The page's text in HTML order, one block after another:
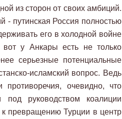
из сторон от своих амбиций.
- путинская Россия полностью
его в холодной войне
у Анкары есть не только
серьезные потенциальные
исламский вопрос. Ведь
очевидно, что
под руководством коалиции
превращению Турции в центр